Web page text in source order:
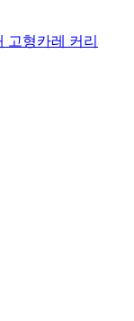
고형카레 커리